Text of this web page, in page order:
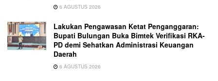
6 AGUSTUS 2026
Lakukan Pengawasan Ketat Penganggaran:
Bupati Bulungan Buka Bimtek Verifikasi RKA-
PD demi Sehatkan Administrasi Keuangan
Daerah
6 AGUSTUS 2026